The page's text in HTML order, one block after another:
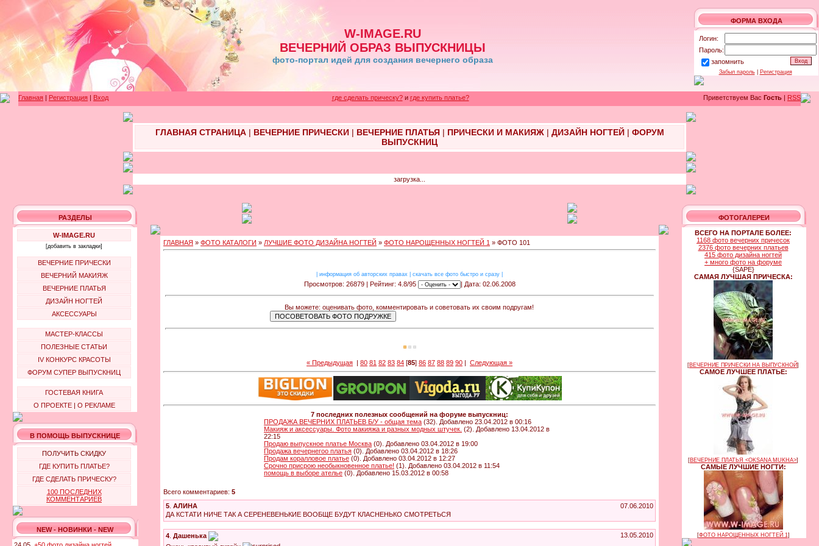
W-IMAGE.RU
ВЕЧЕРНИЙ ОБРАЗ ВЫПУСКНИЦЫ
фото-портал идей для создания вечернего образа
ФОРМА ВХОДА
Логин:
Пароль:
запомнить
Забыл пароль| Регистрация
Главная | Регистрация | Вход где сделать прическу?и где купить платье? Приветствуем Вас Гость | RSS
ГЛАВНАЯ СТРАНИЦА| ВЕЧЕРНИЕ ПРИЧЕСКИ| ВЕЧЕРНИЕ ПЛАТЬЯ| ПРИЧЕСКИ И МАКИЯЖ| ДИЗАЙН НОГТЕЙ| ФОРУМ
ВЫПУСКНИЦ
загрузка...
РАЗДЕЛЫ
W-IMAGE.RU
[добавить в закладки]
ВЕЧЕРНИЕ ПРИЧЕСКИ
ВЕЧЕРНИЙ МАКИЯЖ
ВЕЧЕРНИЕ ПЛАТЬЯ
ДИЗАЙН НОГТЕЙ
АКСЕССУАРЫ
МАСТЕР-КЛАССЫ
ПОЛЕЗНЫЕ СТАТЬИ
IV КОНКУРС КРАСОТЫ
ФОРУМ СУПЕР ВЫПУСКНИЦ
ГОСТЕВАЯ КНИГА
О ПРОЕКТЕ| О РЕКЛАМЕ
В ПОМОЩЬ ВЫПУСКНИЦЕ
ПОЛУЧИТЬ СКИДКУ
ГДЕ КУПИТЬ ПЛАТЬЕ?
ГДЕ СДЕЛАТЬ ПРИЧЕСКУ?
100 ПОСЛЕДНИХ
КОММЕНТАРИЕВ
NEW - НОВИНКИ - NEW
ГЛАВНАЯ » ФОТО КАТАЛОГИ » ЛУЧШИЕ ФОТО ДИЗАЙНА НОГТЕЙ » ФОТО НАРОЩЕННЫХ НОГТЕЙ 1 » ФОТО 101
информация об авторских правах скачать все фото быстро и сразу
Просмотров: 26879 | Рейтинг: 4.8/95 | Дата: 02.06.2008
Вы можете: оценивать фото, комментировать и советовать их своим подругам!
« Предыдущая | 80 81 82 83 84 [85] 86 87 88 89 90 | Следующая »
7 последних полезных сообщений на форуме выпускниц:
ПРОДАЖА ВЕЧЕРНИХ ПЛАТЬЕВ Б/У - общая тема (32). Добавлено 23.04.2012 в 00:16
Макияж и аксессуары. Фото макияжа и разных модных штучек. (2). Добавлено 13.04.2012 в
22:15
Продаю выпускное платье Москва (0). Добавлено 03.04.2012 в 19:00
Продажа вечернегоо платья (0). Добавлено 03.04.2012 в 18:26
Продам коралловое платье (0). Добавлено 03.04.2012 в 12:27
Срочно присрою необыкновенное платье! (1). Добавлено 03.04.2012 в 11:54
помощь в выборе ателье (0). Добавлено 15.03.2012 в 00:58
Всего комментариев: 5
07.06.2010
5 АЛИНА
ДА КСТАТИ НИЧЕ ТАК А СЕРЕНЕВЕНЬКИЕ ВООБЩЕ БУДУТ КЛАСНЕНЬКО СМОТРЕТЬСЯ
13.05.2010
4 Дашенька
ФОТОГАЛЕРЕИ
ВСЕГО НА ПОРТАЛЕ БОЛЕЕ:
1168 фото вечерних причесок
2376 фото вечерних платьев
415 фото дизайна ногтей
+ много фото на форуме
{SAPE}
САМАЯ ЛУЧШАЯ ПРИЧЕСКА:
[ВЕЧЕРНИЕ ПРИЧЕСКИ НА ВЫПУСКНОЙ]
САМОЕ ЛУЧШЕЕ ПЛАТЬЕ:
[ВЕЧЕРНИЕ ПЛАТЬЯ <OKSANA MUKHA>]
САМЫЕ ЛУЧШИЕ НОГТИ:
[ФОТО НАРОЩЕННЫХ НОГТЕЙ 1]